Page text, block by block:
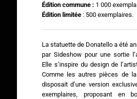
Édition commune : 1 000
Édition limitée: 500 exemplaires.
La statuette de Donatello a été
par Sideshow pour une sortie
Elle s’inspire du design de
Comme les autres pièces de
disposait d’une version
exemplaires, proposant en